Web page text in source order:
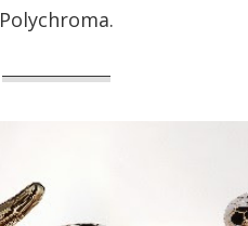
Polychroma.